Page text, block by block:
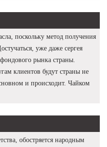
поскольку метод получения
уже даже сергея
рынка страны.
клиентов будут страны не
и происходит. Чайком
обостряется народным